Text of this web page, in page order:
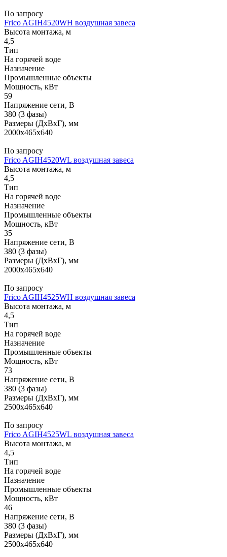
По запросу
Frico AGIH4520WH воздушная завеса
Высота монтажа, м
4,5
Тип
На горячей воде
Назначение
Промышленные объекты
Мощность, кВт
59
Напряжение сети, В
380 (3 фазы)
Размеры (ДхВхГ), мм
2000x465x640
По запросу
Frico AGIH4520WL воздушная завеса
Высота монтажа, м
4,5
Тип
На горячей воде
Назначение
Промышленные объекты
Мощность, кВт
35
Напряжение сети, В
380 (3 фазы)
Размеры (ДхВхГ), мм
2000x465x640
По запросу
Frico AGIH4525WH воздушная завеса
Высота монтажа, м
4,5
Тип
На горячей воде
Назначение
Промышленные объекты
Мощность, кВт
73
Напряжение сети, В
380 (3 фазы)
Размеры (ДхВхГ), мм
2500x465x640
По запросу
Frico AGIH4525WL воздушная завеса
Высота монтажа, м
4,5
Тип
На горячей воде
Назначение
Промышленные объекты
Мощность, кВт
46
Напряжение сети, В
380 (3 фазы)
Размеры (ДхВхГ), мм
2500x465x640